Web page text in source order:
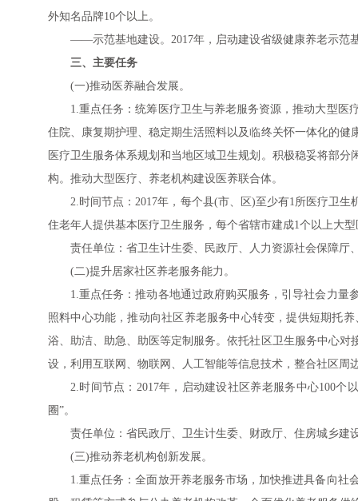
外知名品牌10个以上。
——示范基地建设。2017年，启动建设省级健康养老示范
三、主要任务
(一)推动医养融合发展。
1.重点任务：统筹医疗卫生与养老服务资源，推动大型
住院、康复期护理、稳定期生活照料以及临终关怀一体化的
医疗卫生服务体系规划和当地区域卫生规划。积极稳妥将部
构。推动大型医疗、养老机构建设医养联合体。
2.时间节点：2017年，每个县(市、区)至少有1所医疗卫
住老年人提供基本医疗卫生服务，每个省辖市建成1个以上大
责任单位：省卫生计生委、民政厅、人力资源社会保障厅
(二)提升居家社区养老服务能力。
1.重点任务：推动各地通过政府购买服务，引导社会力
照料中心功能，推动向社区养老服务中心转变，提供短期托
浴、助洁、助急、助医等定制服务。依托社区卫生服务中心
设，利用互联网、物联网、人工智能等信息技术，整合社区
2.时间节点：2017年，启动建设社区养老服务中心100个
圈”。
责任单位：省民政厅、卫生计生委、财政厅、住房城乡建
(三)推动养老机构创新发展。
1.重点任务：全面放开养老服务市场，加快推进具备向